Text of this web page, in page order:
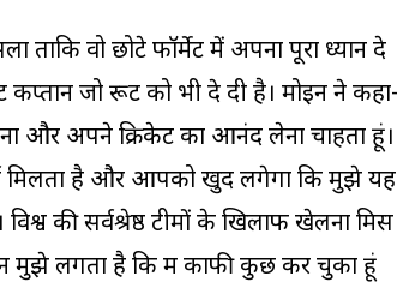
वो छोटे फॉर्मेट में अपना पूरा ध्यान दे
कप्तान जो रूट को भी दे दी है। मोइन ने
और अपने क्रिकेट का आनंद लेना चाहता हूं।
मिलता है और आपको खुद लगेगा कि मुझे यह
की सर्वश्रेष्ठ टीमों के खिलाफ खेलना मिस
मुझे लगता है कि मैं काफी कुछ कर चुका हूं